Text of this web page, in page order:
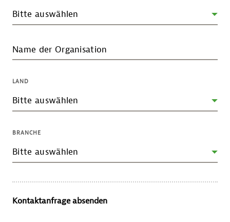
Name der Organisation
LAND
BRANCHE
Kontaktanfrage absenden